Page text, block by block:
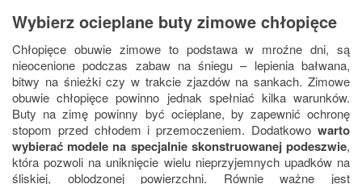
Wybierz ocieplane buty zimowe chłopięce
Chłopięce obuwie zimowe to podstawa w mroźne dni, są
nieocenione podczas zabaw na śniegu – lepienia bałwana,
bitwy na śnieżki czy w trakcie zjazdów na sankach. Zimowe
obuwie chłopięce powinno jednak spełniać kilka warunków.
Buty na zimę powinny być ocieplane, by zapewnić ochronę
stopom przed chłodem i przemoczeniem. Dodatkowo warto
wybierać modele na specjalnie skonstruowanej podeszwie,
która pozwoli na uniknięcie wielu nieprzyjemnych upadków na
śliskiej, oblodzonej powierzchni. Równie ważne jest